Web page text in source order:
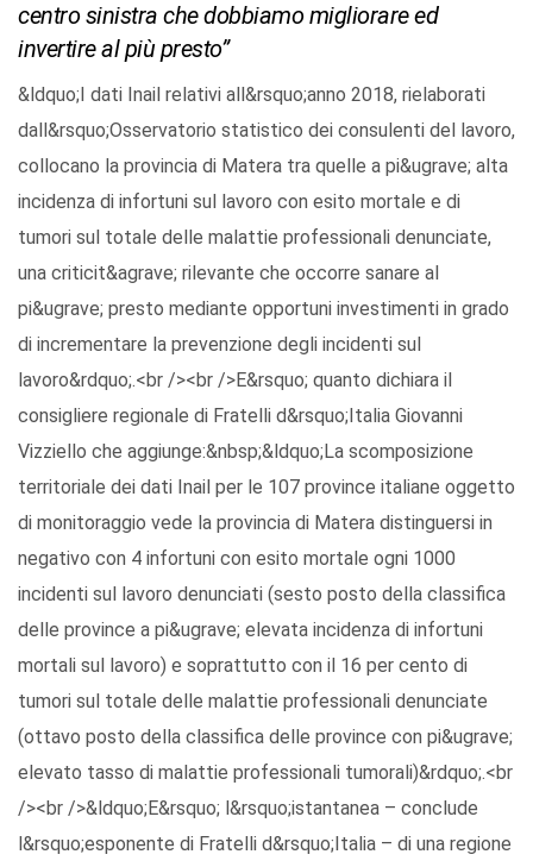
centro sinistra che dobbiamo migliorare ed
invertire al più presto”
&ldquo;I dati Inail relativi all&rsquo;anno 2018, rielaborati
dall&rsquo;Osservatorio statistico dei consulenti del lavoro,
collocano la provincia di Matera tra quelle a pi&ugrave; alta
incidenza di infortuni sul lavoro con esito mortale e di
tumori sul totale delle malattie professionali denunciate,
una criticit&agrave; rilevante che occorre sanare al
pi&ugrave; presto mediante opportuni investimenti in grado
di incrementare la prevenzione degli incidenti sul
lavoro&rdquo;.<br /><br />E&rsquo; quanto dichiara il
consigliere regionale di Fratelli d&rsquo;Italia Giovanni
Vizziello che aggiunge:&nbsp;&ldquo;La scomposizione
territoriale dei dati Inail per le 107 province italiane oggetto
di monitoraggio vede la provincia di Matera distinguersi in
negativo con 4 infortuni con esito mortale ogni 1000
incidenti sul lavoro denunciati (sesto posto della classifica
delle province a pi&ugrave; elevata incidenza di infortuni
mortali sul lavoro) e soprattutto con il 16 per cento di
tumori sul totale delle malattie professionali denunciate
(ottavo posto della classifica delle province con pi&ugrave;
elevato tasso di malattie professionali tumorali)&rdquo;.<br
/><br />&ldquo;E&rsquo; l&rsquo;istantanea – conclude
l&rsquo;esponente di Fratelli d&rsquo;Italia – di una regione